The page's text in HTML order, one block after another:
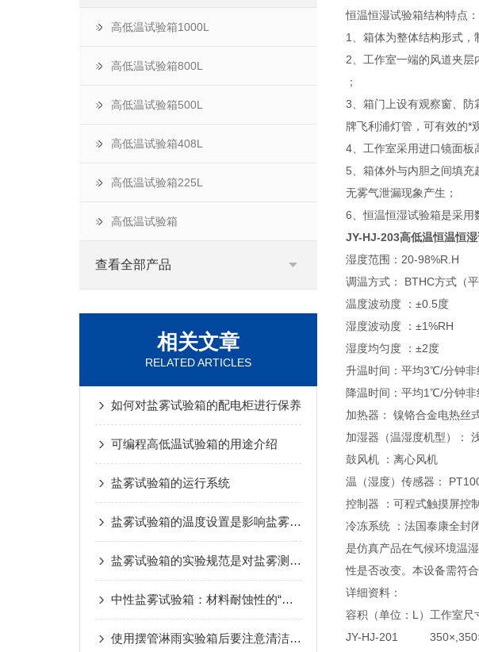
高低温试验箱1000L
高低温试验箱800L
高低温试验箱500L
高低温试验箱408L
高低温试验箱225L
高低温试验箱
查看全部产品
相关文章
RELATED ARTICLES
如何对盐雾试验箱的配电柜进行保养
可编程高低温试验箱的用途介绍
盐雾试验箱的运行系统
盐雾试验箱的温度设置是影响盐雾箱的重要因素之一
盐雾试验箱的实验规范是对盐雾测试标准
中性盐雾试验箱：材料耐蚀性的“检验官”
使用摆管淋雨实验箱后要注意清洁保养工作
恒温恒湿试验箱结构特点：
1、箱体为整体结构形式，
2、工作室一端的风道夹
；
3、箱门上设有观察窗、防
牌飞利浦灯管，可有效的*
4、工作室采用进口镜面板
5、箱体外与内胆之间填
无雾气泄漏现象产生；
6、恒温恒湿试验箱是采用
JY-HJ-203高低温恒温恒
湿度范围：20-98%R.H
调温方式： BTHC方式（
温度波动度 ：±0.5度
湿度波动度 ：±1%RH
湿度均匀度 ：±2度
升温时间：平均3℃/分钟非
降温时间：平均1℃/分钟非
加热器： 镍铬合金电热丝
加湿器（温湿度机型）：
鼓风机 ：离心风机
温（湿度）传感器：
控制器 ：可程式触摸屏控
冷冻系统 ：法国泰康全封
是仿真产品在气候环境温
性是否改变。本设备需符
详细资料：
容积（单位：L） 工作室尺
JY-HJ-201